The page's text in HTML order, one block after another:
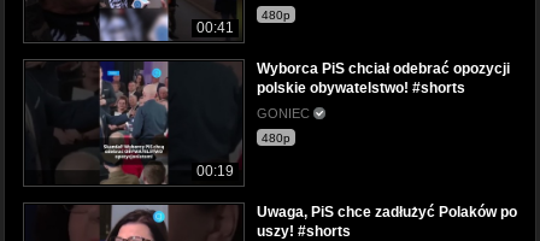
00:41
480p
00:19
Wyborca PiS chciał odebrać opozycji
polskie obywatelstwo! #shorts
GONIEC
480p
Uwaga, PiS chce zadłużyć Polaków po
uszy! #shorts